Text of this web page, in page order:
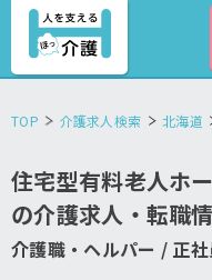
TOP 介護求人検索 北海道
住宅型有料老人ホ
の介護求人・転職
介護職・ヘルパー / 正